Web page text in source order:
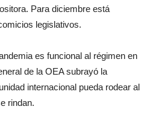
Para diciembre está
legislativos.
es funcional al régimen en
de la OEA subrayó la
internacional pueda rodear al
rindan.